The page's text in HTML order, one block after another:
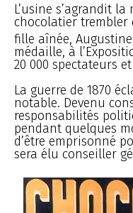
L’usine s’agrandit
chocolatier trembler
fille aînée,
médaille, à
20 000 spectateurs
La guerre de 1870
notable. Devenu
responsabilités
pendant quelques
d’être emprisonné
sera élu conseiller